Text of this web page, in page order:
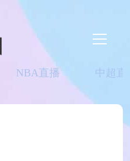
NBA直播 中超直